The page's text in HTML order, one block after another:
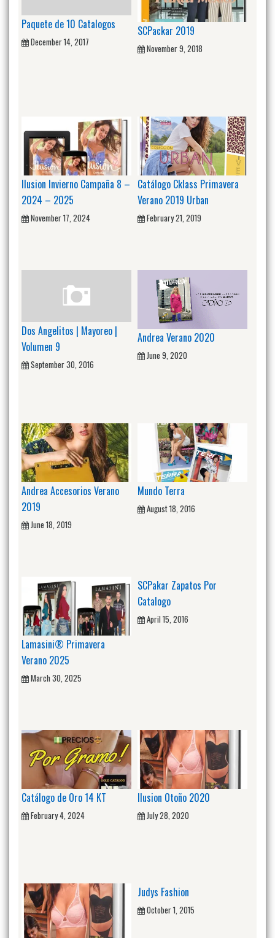
Paquete de 10 Catalogos
December 14, 2017
SCPackar 2019
November 9, 2018
Ilusion Invierno Campaña 8 –
2024 – 2025
November 17, 2024
Catálogo Cklass Primavera
Verano 2019 Urban
February 21, 2019
Dos Angelitos | Mayoreo |
Volumen 9
September 30, 2016
Andrea Verano 2020
June 9, 2020
Andrea Accesorios Verano
2019
June 18, 2019
Mundo Terra
August 18, 2016
Lamasini® Primavera
Verano 2025
March 30, 2025
SCPakar Zapatos Por
Catalogo
April 15, 2016
Catálogo de Oro 14 KT
February 4, 2024
Ilusion Otoño 2020
July 28, 2020
Judys Fashion
October 1, 2015